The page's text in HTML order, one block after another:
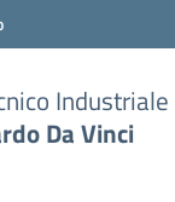
Da Vinci